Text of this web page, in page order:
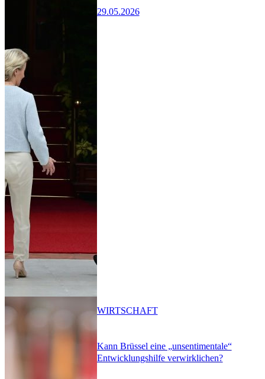
29.05.2026
Kann Brüssel eine „unsentimentale“
Entwicklungshilfe verwirklichen?
WIRTSCHAFT